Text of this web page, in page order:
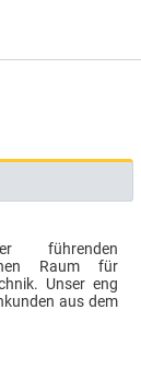
führenden
Raum für
Unser eng
aus dem